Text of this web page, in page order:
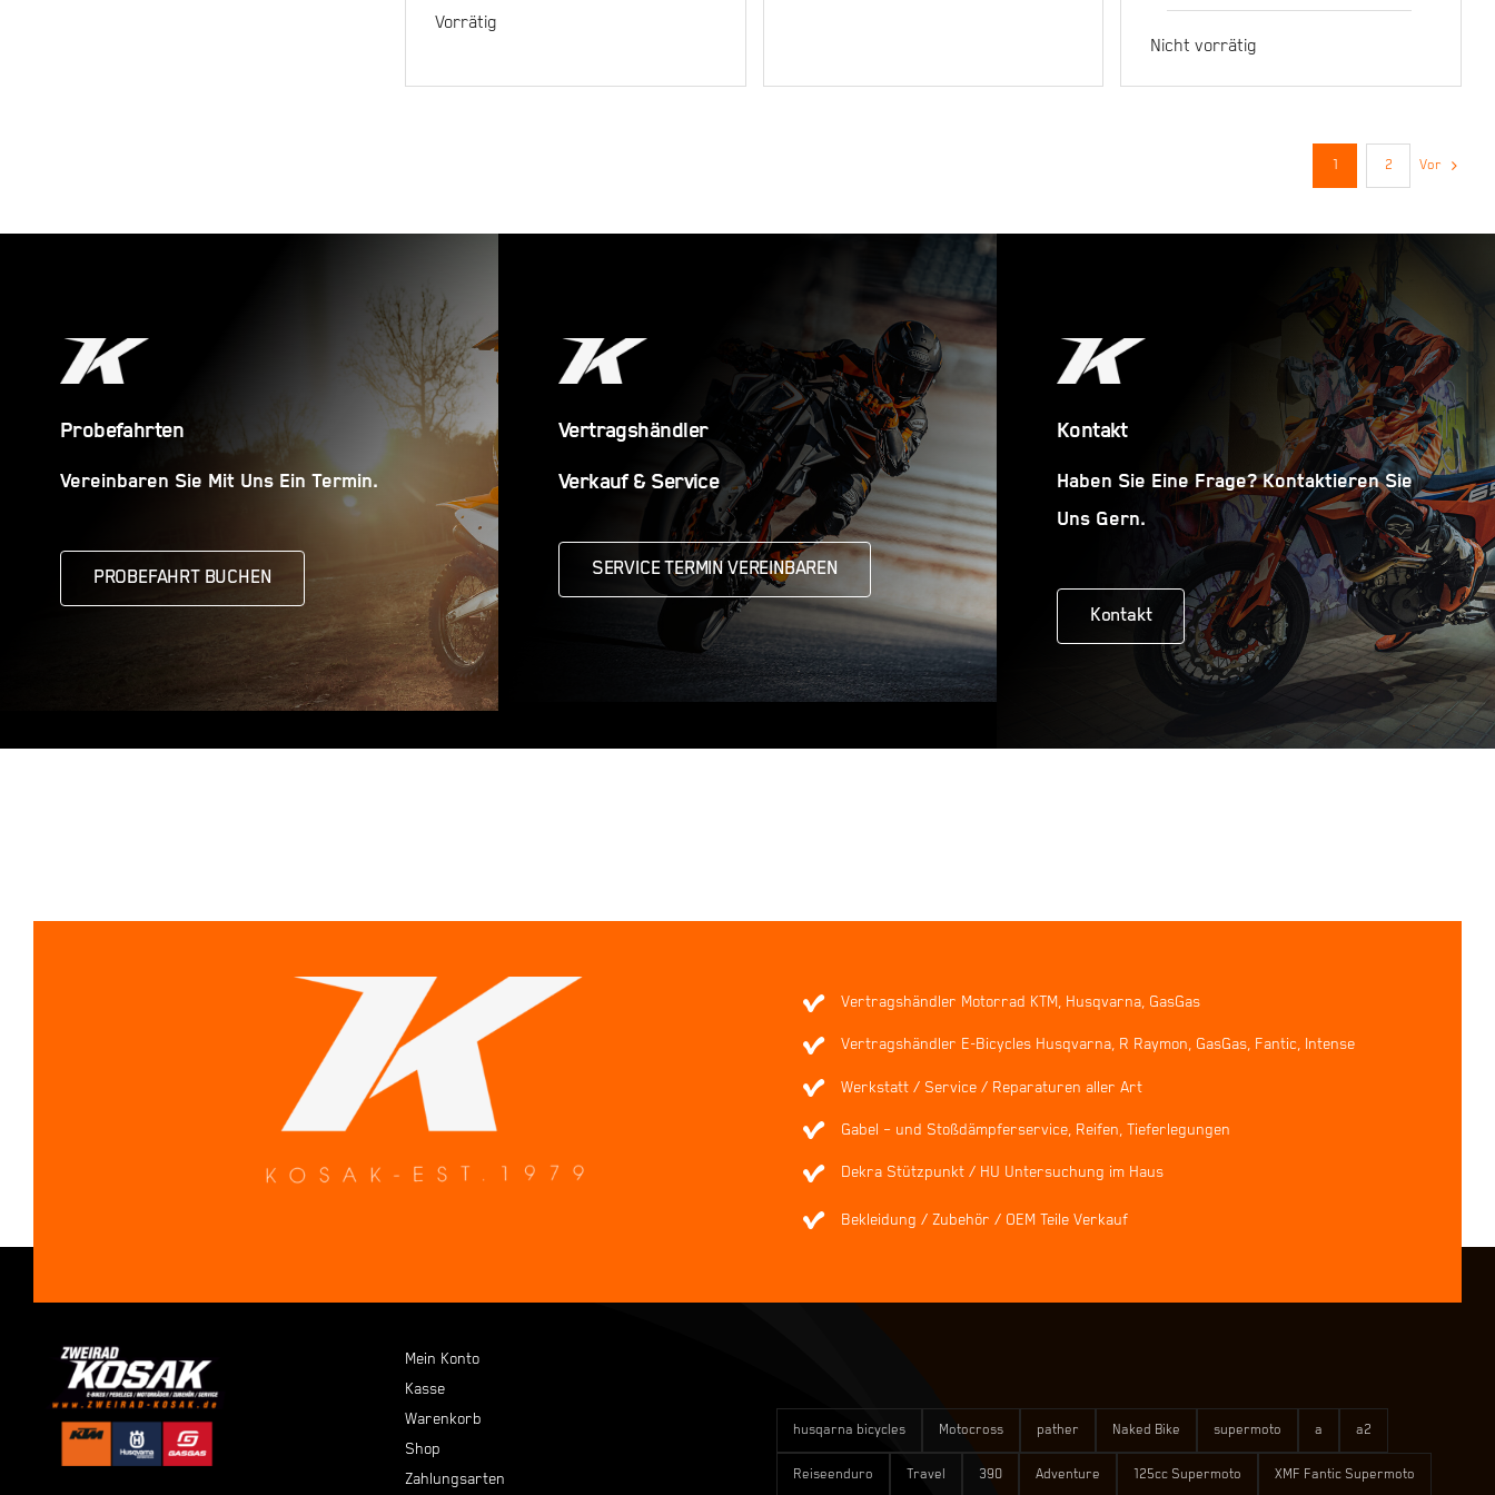
Vorrätig
FACTORY EDITION –
AUSVERAUFT
Nicht vorrätig
1 2 Vor
Probefahrten
Vereinbaren Sie Mit Uns Ein Termin.
PROBEFAHRT BUCHEN
Vertragshändler
Verkauf & Service
SERVICE TERMIN VEREINBAREN
Kontakt
Haben Sie Eine Frage? Kontaktieren Sie
Uns Gern.
Kontakt
Vertragshändler Motorrad KTM, Husqvarna, GasGas
Vertragshändler E-Bicycles Husqvarna, R Raymon, GasGas, Fantic, Intense
Werkstatt / Service / Reparaturen aller Art
Gabel – und Stoßdämpferservice, Reifen, Tieferlegungen
Dekra Stützpunkt / HU Untersuchung im Haus
Bekleidung / Zubehör / OEM Teile Verkauf
Mein Konto
Kasse
Warenkorb
Shop
Zahlungsarten
husqarna bicycles Motocross pather Naked Bike supermoto a a2
Reiseenduro Travel 390 Adventure 125cc Supermoto XMF Fantic Supermoto